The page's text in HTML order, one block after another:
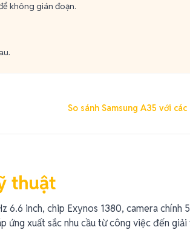
không gián đoạn.
So sánh Samsung A35 với
thuật
6.6 inch, chip Exynos 1380, camera chính
ứng xuất sắc nhu cầu từ công việc đến giải